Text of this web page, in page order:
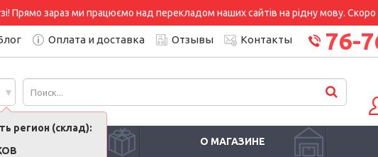
Прямо зараз ми працюємо над перекладом наших сайтів на рідну мову. Скоро
Оплата и доставка Отзывы Контакты 76-
регион (склад):
О МАГАЗИНЕ